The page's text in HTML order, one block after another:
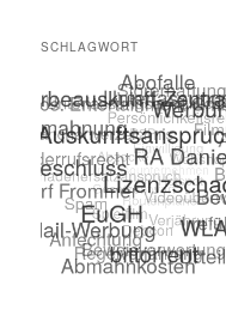
SCHLAGWORT